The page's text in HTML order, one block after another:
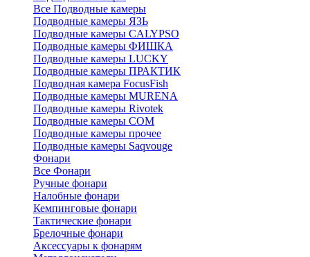
Все Подводные камеры
Подводные камеры ЯЗЬ
Подводные камеры CALYPSO
Подводные камеры ФИШКА
Подводные камеры LUCKY
Подводные камеры ПРАКТИК
Подводная камера FocusFish
Подводные камеры MURENA
Подводные камеры Rivotek
Подводные камеры СОМ
Подводные камеры прочее
Подводные камеры Saqvouge
Фонари
Все Фонари
Ручные фонари
Налобные фонари
Кемпинговые фонари
Тактические фонари
Брелочные фонари
Аксессуары к фонарям